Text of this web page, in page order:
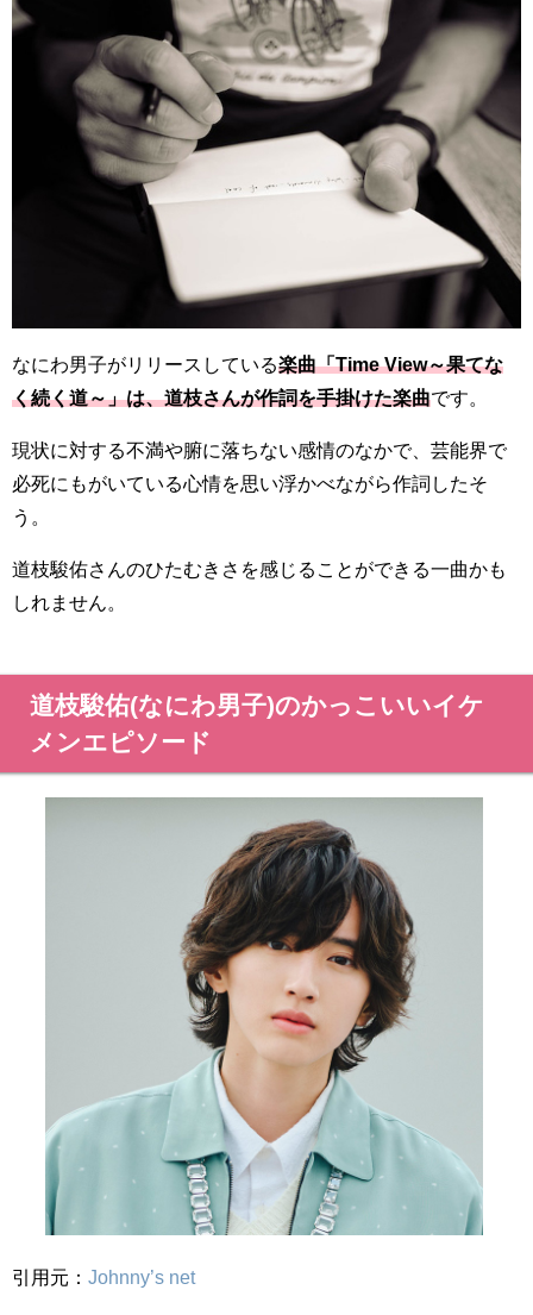
なにわ男子がリリースしている楽曲「Time View～果てな
く続く道～」は、道枝さんが作詞を手掛けた楽曲です。
現状に対する不満や腑に落ちない感情のなかで、芸能界で
必死にもがいている心情を思い浮かべながら作詞したそ
う。
道枝駿佑さんのひたむきさを感じることができる一曲かも
しれません。
道枝駿佑(なにわ男子)のかっこいいイケ
メンエピソード
引用元： Johnny’s net